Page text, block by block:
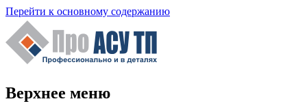
Перейти к основному содержанию
Верхнее меню